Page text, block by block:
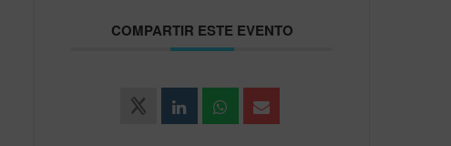
COMPARTIR ESTE EVENTO